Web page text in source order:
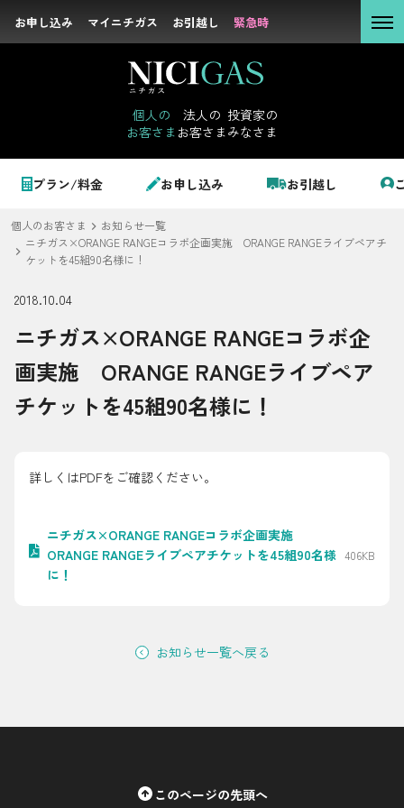
お申し込み マイニチガス お引越し 緊急時
個人の
お客さま
法人の
お客さま
投資家の
みなさま
プラン/料金 お申し込み お引越し
お申し込み マイニチガス お引越し 緊急時
個人のお客さま
LPガス＋でんき
でガ割のご案内
料金
シミュレーション
お申し込み一覧
料金
シミュレーション
お客さま
ィ
企業情報
よくある質問
個人のお客さま
お知らせ一覧
ニチガス×ORANGE RANGEコラボ企画実施 ORANGE RANGEライブペアチ
ケットを45組90名様に！
2018.10.04
ニチガス×ORANGE RANGEコラボ企
画実施 ORANGE RANGEライブペア
チケットを45組90名様に！
詳しくはPDFをご確認ください。
ニチガス×ORANGE RANGEコラボ企画実施
ORANGE RANGEライブペアチケットを45組90名様
に！
406KB
お知らせ一覧へ戻る
このページの先頭へ